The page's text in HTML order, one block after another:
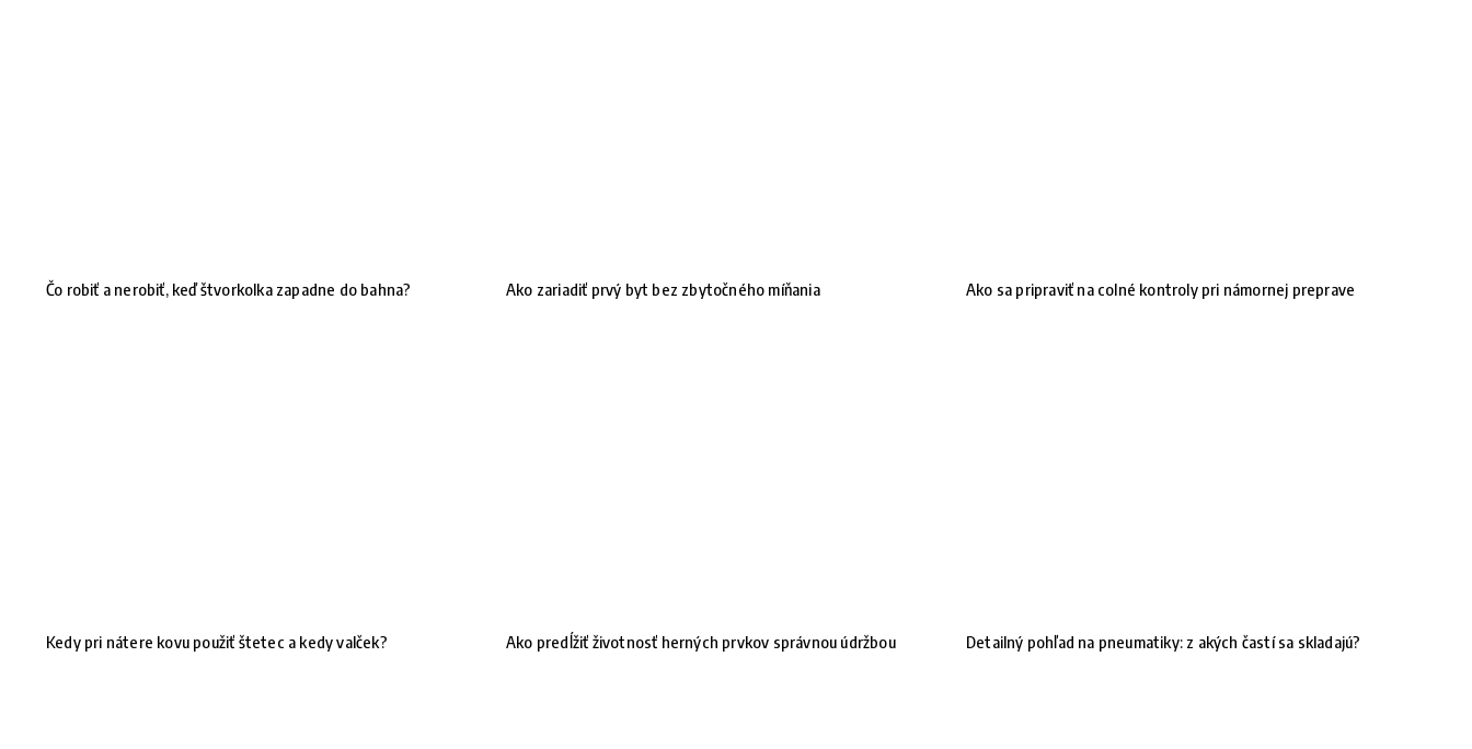
Čo robiť a nerobiť, keď štvorkolka zapadne do bahna? Ako zariadiť prvý byt bez zbytočného míňania Ako sa pripraviť na colné kontroly pri námornej preprave
Kedy pri nátere kovu použiť štetec a kedy valček? Ako predĺžiť životnosť herných prvkov správnou údržbou Detailný pohľad na pneumatiky: z akých častí sa skladajú?